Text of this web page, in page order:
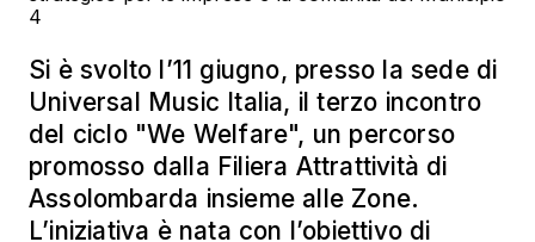
Si è svolto l’11 giugno, presso la sede di
Universal Music Italia, il terzo incontro
del ciclo "We Welfare", un percorso
promosso dalla Filiera Attrattività di
Assolombarda insieme alle Zone.
L’iniziativa è nata con l’obiettivo di